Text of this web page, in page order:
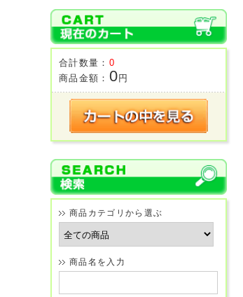
合計数量： 0
商品金額： 0 円
商品カテゴリから選ぶ
商品名を入力